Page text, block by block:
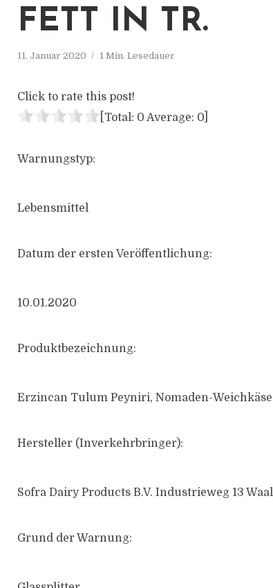
FETT IN TR.
11. Januar 2020 1 Min. Lesedauer
Click to rate this post!
[Total: 0 Average: 0
Warnungstyp:
Lebensmittel
Datum der ersten Veröffentlichung:
10.01.2020
Produktbezeichnung:
Erzincan Tulum Peyniri, Nomaden-
Hersteller (Inverkehrbringer):
Sofra Dairy Products B.V. Industrieweg 13
Grund der Warnung: